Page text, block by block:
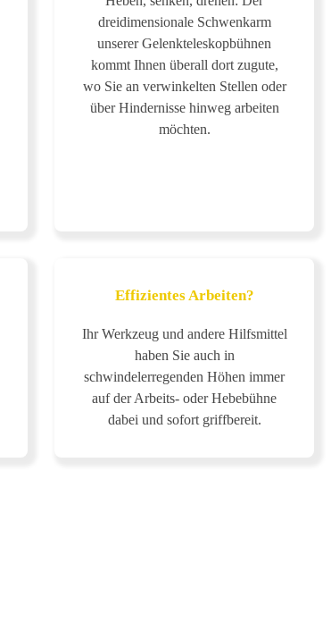
dreidimensionale Schwenkarm
unserer Gelenkteleskopbühnen
kommt Ihnen überall dort zugute,
wo Sie an verwinkelten Stellen oder
über Hindernisse hinweg arbeiten
möchten.
Effizientes Arbeiten?
Ihr Werkzeug und andere Hilfsmittel
haben Sie auch in
schwindelerregenden Höhen immer
auf der Arbeits- oder Hebebühne
dabei und sofort griffbereit.